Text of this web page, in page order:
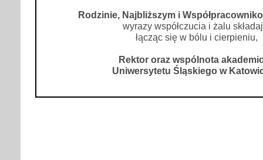
Rodzinie, Najbliższym i
wyrazy współczucia i żalu
łącząc się w bólu i cierpieniu,
Rektor oraz wspólnota
Uniwersytetu Śląskiego w